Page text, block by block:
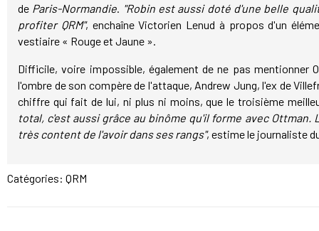
de Paris-Normandie. "Robin est aussi doté d'une belle
profiter QRM", enchaîne Victorien Lenud à propos d'un
vestiaire « Rouge et Jaune ».
Difficile, voire impossible, également de ne pas mentionner
l'ombre de son compère de l'attaque, Andrew Jung, l'ex de
chiffre qui fait de lui, ni plus ni moins, que le troisième
total, c'est aussi grâce au binôme qu'il forme avec Ottman.
très content de l'avoir dans ses rangs", estime le journaliste
Catégories: QRM